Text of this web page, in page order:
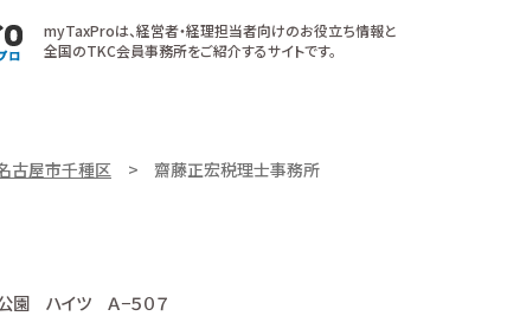
myTaxProは、経営者・経理担当者向けのお役立ち情報と
全国のTKC会員事務所をご紹介するサイトです。
古屋市千種区 齋藤正宏税理士事務所
園 ハイツ Ａ−５０７